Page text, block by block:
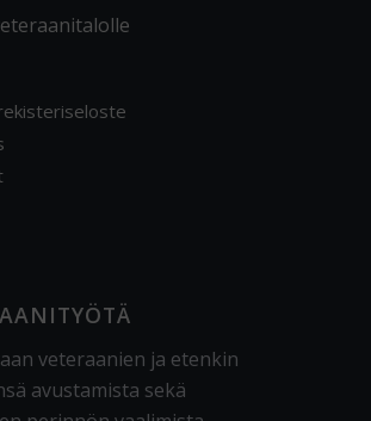
veteraanien ja etenkin
avustamista sekä